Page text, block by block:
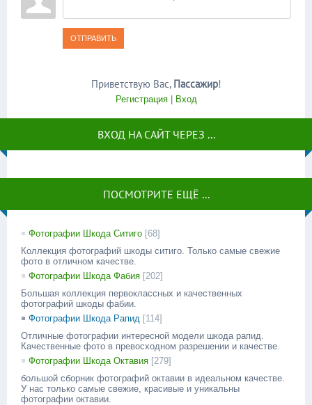
ОТПРАВИТЬ
Приветствую Вас, Пассажир!
Регистрация| Вход
ВХОД НА САЙТ ЧЕРЕЗ ...
ПОСМОТРИТЕ ЕЩЁ ...
Фотографии Шкода Ситиго [68]
Коллекция фотографий шкоды ситиго. Только самые свежие
фото в отличном качестве.
Фотографии Шкода Фабия [202]
Большая коллекция первоклассных и качественных
фотографий шкоды фабии.
Фотографии Шкода Рапид [114]
Отличные фотографии интересной модели шкода рапид.
Качественные фото в превосходном разрешении и качестве.
Фотографии Шкода Октавия [279]
большой сборник фотографий октавии в идеальном качестве.
У нас только самые свежие, красивые и уникальны
фотографии октавии.